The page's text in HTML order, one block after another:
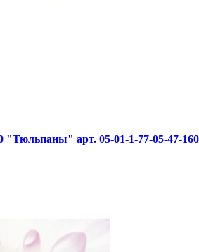
арт. 05-01-1-77-05-47-